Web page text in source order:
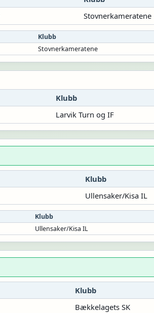
Stovnerkameratene
Klubb
Stovnerkameratene
Klubb
Larvik Turn og IF
Klubb
Ullensaker/Kisa IL
Klubb
Ullensaker/Kisa IL
Klubb
Bækkelagets SK